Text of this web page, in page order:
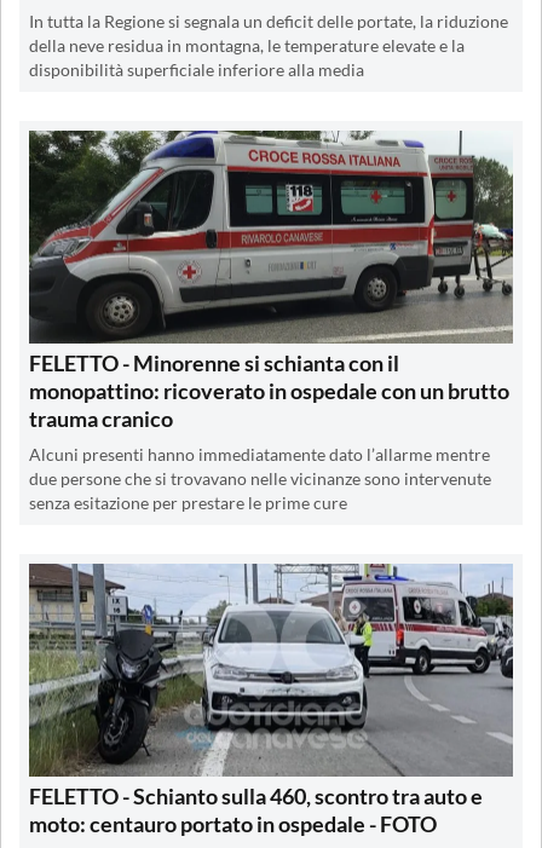
In tutta la Regione si segnala un deficit delle portate, la riduzione
della neve residua in montagna, le temperature elevate e la
disponibilità superficiale inferiore alla media
FELETTO - Minorenne si schianta con il
monopattino: ricoverato in ospedale con un brutto
trauma cranico
Alcuni presenti hanno immediatamente dato l’allarme mentre
due persone che si trovavano nelle vicinanze sono intervenute
senza esitazione per prestare le prime cure
FELETTO - Schianto sulla 460, scontro tra auto e
moto: centauro portato in ospedale - FOTO